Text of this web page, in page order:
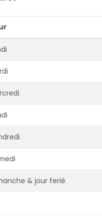
& jour ferié